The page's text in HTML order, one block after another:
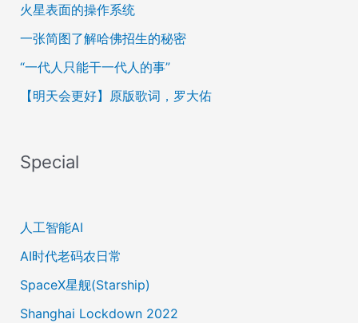
火星表面的操作系统
一张简图了解哈佛招生的秘密
“一代人只能干一代人的事”
【明天会更好】原版歌词，罗大佑
Special
人工智能AI
AI时代老码农日常
SpaceX星舰(Starship)
Shanghai Lockdown 2022